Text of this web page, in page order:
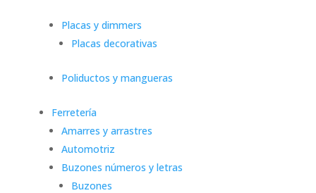
Placas y dimmers
Placas decorativas
Poliductos y mangueras
Ferretería
Amarres y arrastres
Automotriz
Buzones números y letras
Buzones